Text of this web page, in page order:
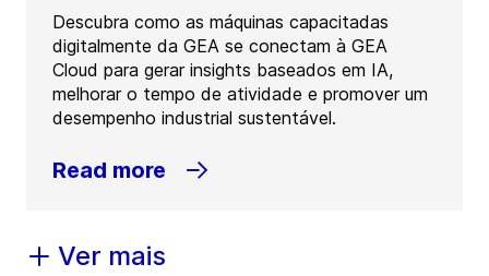
Descubra como as máquinas capacitadas
digitalmente da GEA se conectam à GEA
Cloud para gerar insights baseados em IA,
melhorar o tempo de atividade e promover um
desempenho industrial sustentável.
Read more
Ver mais